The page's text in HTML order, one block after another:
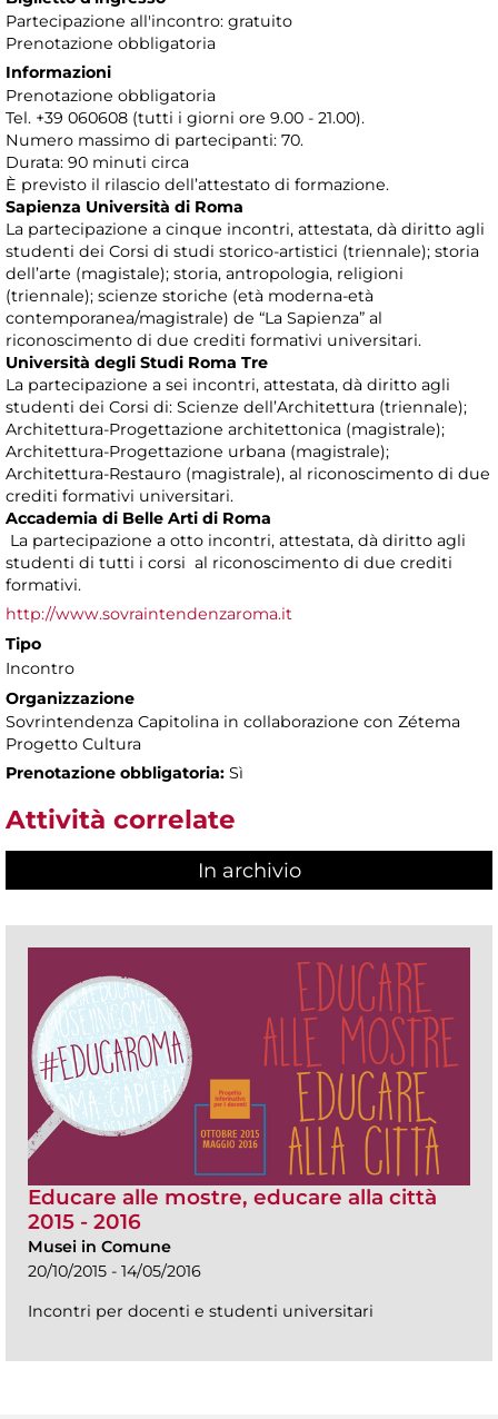
Partecipazione all'incontro: gratuito
Prenotazione obbligatoria
Informazioni
Prenotazione obbligatoria
Tel. +39 060608 (tutti i giorni ore 9.00 - 21.00).
Numero massimo di partecipanti: 70.
Durata: 90 minuti circa
È previsto il rilascio dell’attestato di formazione.
Sapienza Università di Roma
La partecipazione a cinque incontri, attestata, dà diritto agli
studenti dei Corsi di studi storico-artistici (triennale); storia
dell’arte (magistale); storia, antropologia, religioni
(triennale); scienze storiche (età moderna-età
contemporanea/magistrale) de “La Sapienza” al
riconoscimento di due crediti formativi universitari.
Università degli Studi Roma Tre
La partecipazione a sei incontri, attestata, dà diritto agli
studenti dei Corsi di: Scienze dell’Architettura (triennale);
Architettura-Progettazione architettonica (magistrale);
Architettura-Progettazione urbana (magistrale);
Architettura-Restauro (magistrale), al riconoscimento di due
crediti formativi universitari.
Accademia di Belle Arti di Roma
La partecipazione a otto incontri, attestata, dà diritto agli
studenti di tutti i corsi al riconoscimento di due crediti
formativi.
http://www.sovraintendenzaroma.it
Tipo
Incontro
Organizzazione
Sovrintendenza Capitolina in collaborazione con Zétema
Progetto Cultura
Prenotazione obbligatoria: Sì
Attività correlate
In archivio
Educare alle mostre, educare alla città
2015 - 2016
Musei in Comune
20/10/2015 - 14/05/2016
Incontri per docenti e studenti universitari